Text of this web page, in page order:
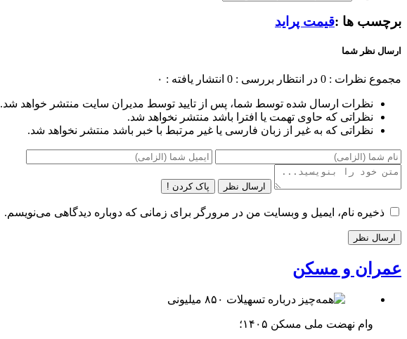
برچسب ها :قیمت پراید
ارسال نظر شما
مجموع نظرات : 0 در انتظار بررسی : 0 انتشار یافته : ۰
نظرات ارسال شده توسط شما، پس از تایید توسط مدیران سایت منتشر خواهد شد.
نظراتی که حاوی تهمت یا افترا باشد منتشر نخواهد شد.
نظراتی که به غیر از زبان فارسی یا غیر مرتبط با خبر باشد منتشر نخواهد شد.
ارسال نظر پاک کردن !
ذخیره نام، ایمیل و وبسایت من در مرورگر برای زمانی که دوباره دیدگاهی می‌نویسم.
عمران و مسکن
وام نهضت ملی مسکن ۱۴۰۵؛